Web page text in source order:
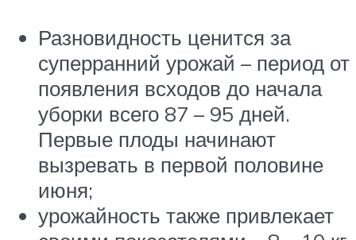
Разновидность ценится за
суперранний урожай – период от
появления всходов до начала
уборки всего 87 – 95 дней.
Первые плоды начинают
вызревать в первой половине
июня;
урожайность также привлекает